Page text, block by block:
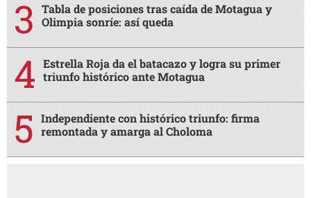
Tabla de posiciones tras caída de Motagua y
Olimpia sonríe: así queda
Estrella Roja da el batacazo y logra su primer
triunfo histórico ante Motagua
Independiente con histórico triunfo: firma
remontada y amarga al Choloma